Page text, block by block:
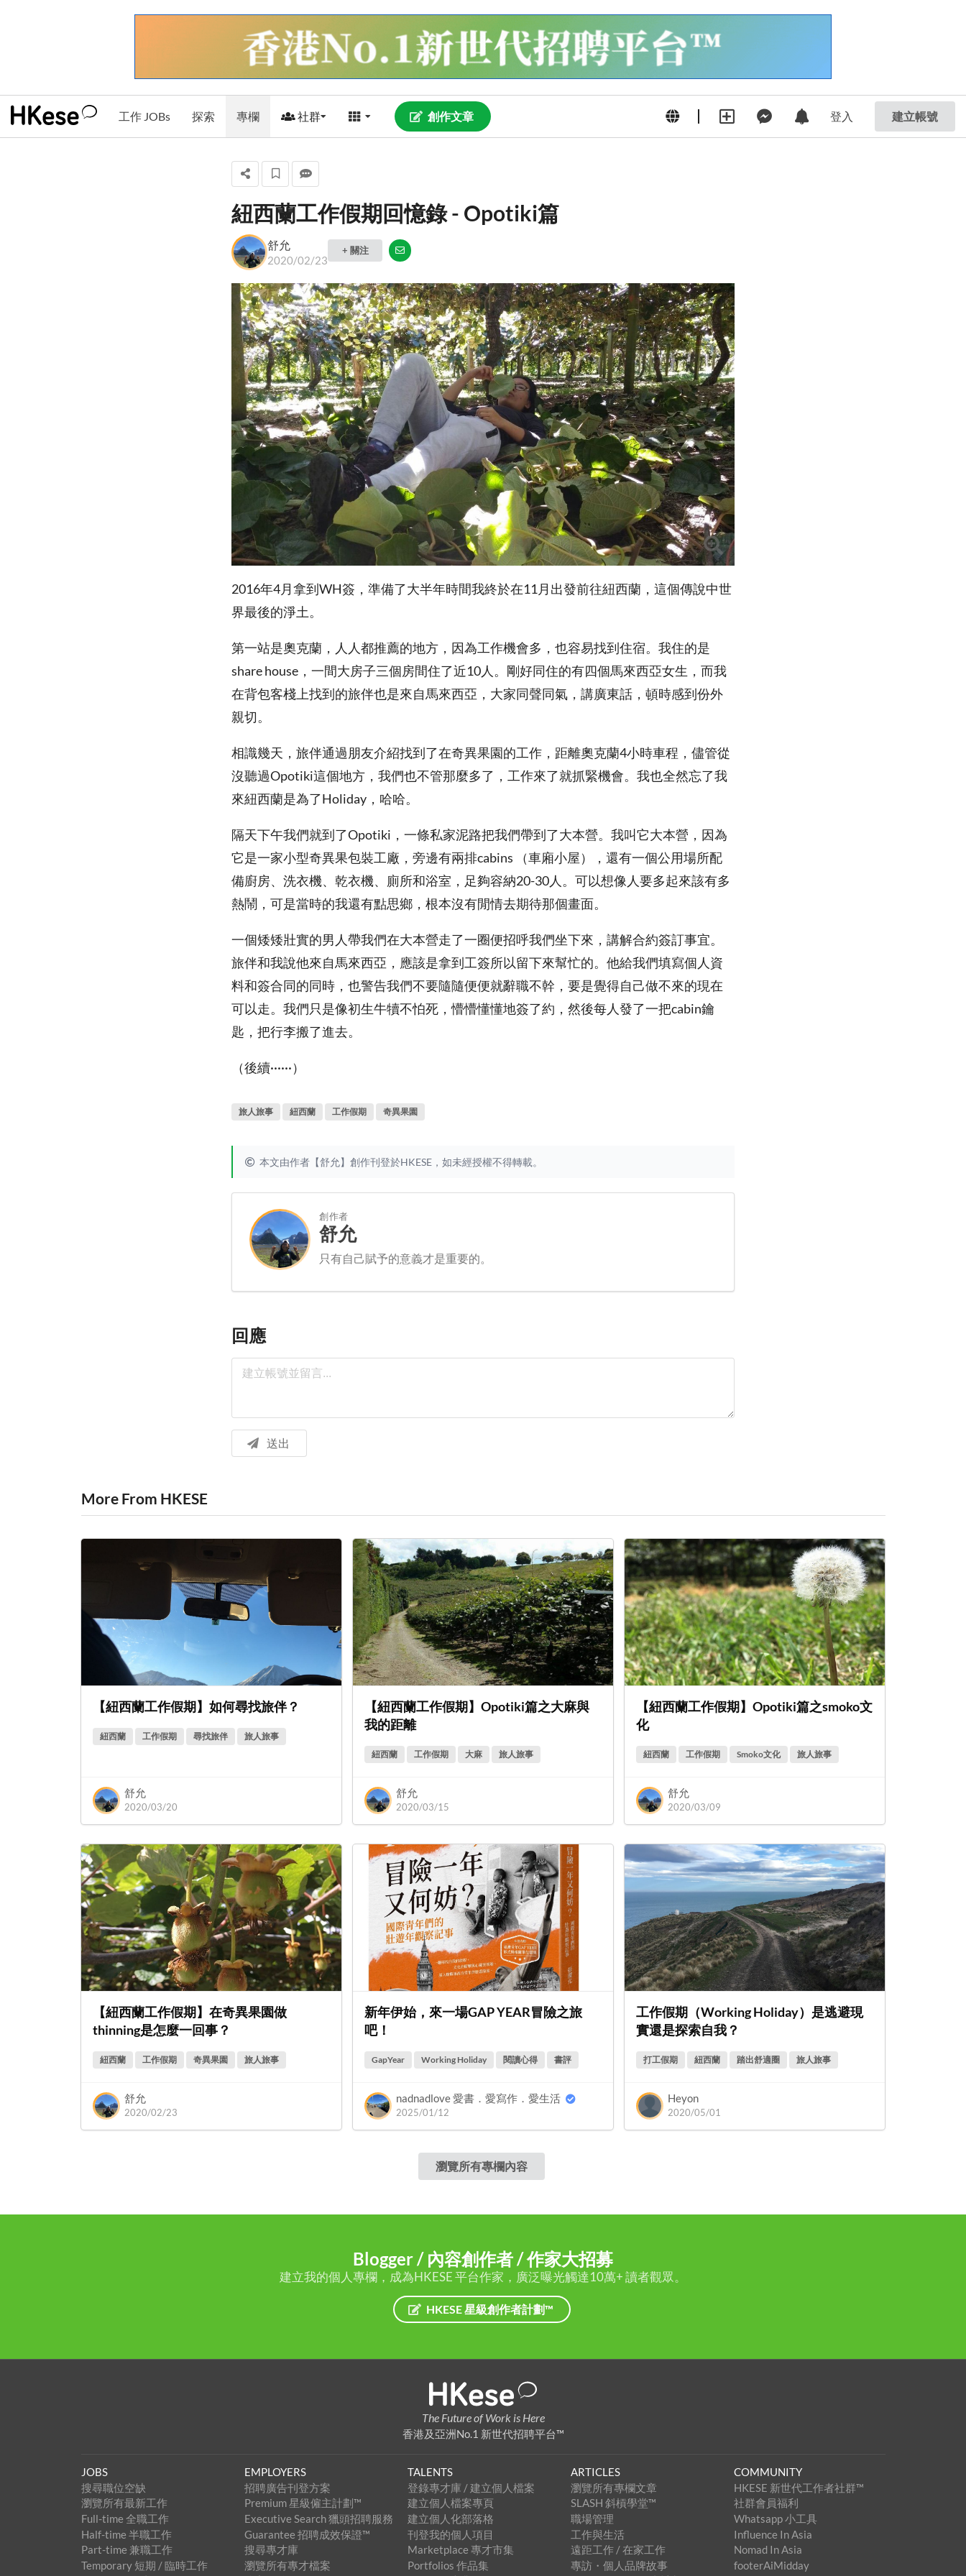
工作 JOBs 探索 專欄 社群 創作文章 登入 建立帳號
紐西蘭工作假期回憶錄 - Opotiki篇
舒允
2020/02/23
+ 關注
2016年4月拿到WH簽，準備了大半年時間我終於在11月出發前往紐西蘭，這個傳說中世
界最後的淨土。
第一站是奧克蘭，人人都推薦的地方，因為工作機會多，也容易找到住宿。我住的是
share house，一間大房子三個房間住了近10人。剛好同住的有四個馬來西亞女生，而我
在背包客棧上找到的旅伴也是來自馬來西亞，大家同聲同氣，講廣東話，頓時感到份外
親切。
相識幾天，旅伴通過朋友介紹找到了在奇異果園的工作，距離奧克蘭4小時車程，儘管從
沒聽過Opotiki這個地方，我們也不管那麼多了，工作來了就抓緊機會。我也全然忘了我
來紐西蘭是為了Holiday，哈哈。
隔天下午我們就到了Opotiki，一條私家泥路把我們帶到了大本營。我叫它大本營，因為
它是一家小型奇異果包裝工廠，旁邊有兩排cabins （車廂小屋），還有一個公用場所配
備廚房、洗衣機、乾衣機、廁所和浴室，足夠容納20-30人。可以想像人要多起來該有多
熱鬧，可是當時的我還有點思鄉，根本沒有閒情去期待那個畫面。
一個矮矮壯實的男人帶我們在大本營走了一圈便招呼我們坐下來，講解合約簽訂事宜。
旅伴和我說他來自馬來西亞，應該是拿到工簽所以留下來幫忙的。他給我們填寫個人資
料和簽合同的同時，也警告我們不要隨隨便便就辭職不幹，要是覺得自己做不來的現在
可以走。我們只是像初生牛犢不怕死，懵懵懂懂地簽了約，然後每人發了一把cabin鑰
匙，把行李搬了進去。
（後續······）
旅人旅事 紐西蘭 工作假期 奇異果園
本文由作者【舒允】創作刊登於HKESE，如未經授權不得轉載。
創作者
舒允
只有自己賦予的意義才是重要的。
回應
送出
More From HKESE
【紐西蘭工作假期】如何尋找旅伴？
紐西蘭 工作假期 尋找旅伴 旅人旅事
舒允
2020/03/20
【紐西蘭工作假期】Opotiki篇之大麻與
我的距離
紐西蘭 工作假期 大麻 旅人旅事
舒允
2020/03/15
【紐西蘭工作假期】Opotiki篇之smoko文
化
紐西蘭 工作假期 Smoko文化 旅人旅事
舒允
2020/03/09
【紐西蘭工作假期】在奇異果園做
thinning是怎麼一回事？
紐西蘭 工作假期 奇異果園 旅人旅事
舒允
2020/02/23
新年伊始，來一場GAP YEAR冒險之旅
吧！
GapYear Working Holiday 閱讀心得 書評
nadnadlove 愛書．愛寫作．愛生活
2025/01/12
工作假期（Working Holiday）是逃避現
實還是探索自我？
打工假期 紐西蘭 踏出舒適圈 旅人旅事
Heyon
2020/05/01
瀏覽所有專欄內容
Blogger / 內容創作者 / 作家大招募
建立我的個人專欄，成為HKESE 平台作家，廣泛曝光觸達10萬+ 讀者觀眾。
HKESE 星級創作者計劃™
The Future of Work is Here
香港及亞洲No.1 新世代招聘平台™
JOBS
搜尋職位空缺
瀏覽所有最新工作
Full-time 全職工作
Half-time 半職工作
Part-time 兼職工作
Temporary 短期 / 臨時工作
EMPLOYERS
招聘廣告刊登方案
Premium 星級僱主計劃™
Executive Search 獵頭招聘服務
Guarantee 招聘成效保證™
搜尋專才庫
瀏覽所有專才檔案
TALENTS
登錄專才庫 / 建立個人檔案
建立個人檔案專頁
建立個人化部落格
刊登我的個人項目
Marketplace 專才市集
Portfolios 作品集
ARTICLES
瀏覽所有專欄文章
SLASH 斜槓學堂™
職場管理
工作與生活
遠距工作 / 在家工作
專訪・個人品牌故事
COMMUNITY
HKESE 新世代工作者社群™
社群會員福利
Whatsapp 小工具
Influence In Asia
Nomad In Asia
footerAiMidday